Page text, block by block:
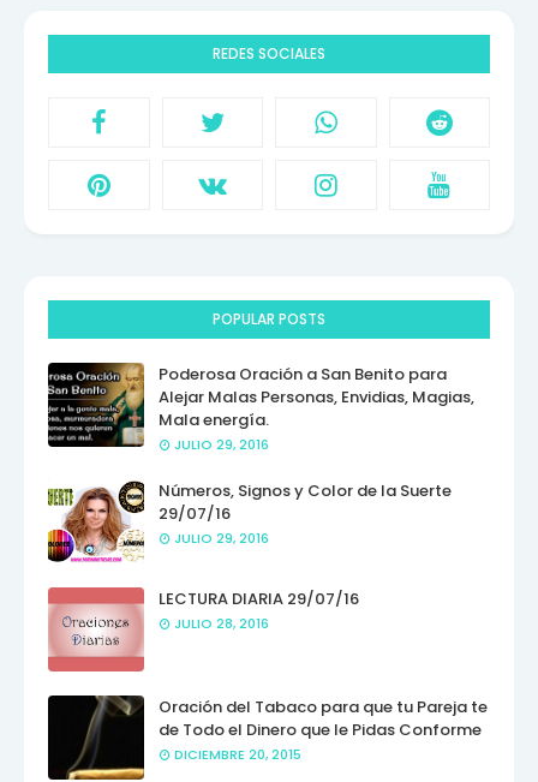
REDES SOCIALES
POPULAR POSTS
Poderosa Oración a San Benito para
Alejar Malas Personas, Envidias, Magias,
Mala energía.
JULIO 29, 2016
Números, Signos y Color de la Suerte
29/07/16
JULIO 29, 2016
LECTURA DIARIA 29/07/16
JULIO 28, 2016
Oración del Tabaco para que tu Pareja te
de Todo el Dinero que le Pidas Conforme
DICIEMBRE 20, 2015